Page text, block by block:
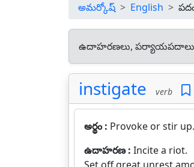
అమర్కోష్ English
ఉదాహరణలు, పర్యాయపదాలు
instigate verb
అర్థం : Provoke or stir up.
ఉదాహరణ : Incite a riot.